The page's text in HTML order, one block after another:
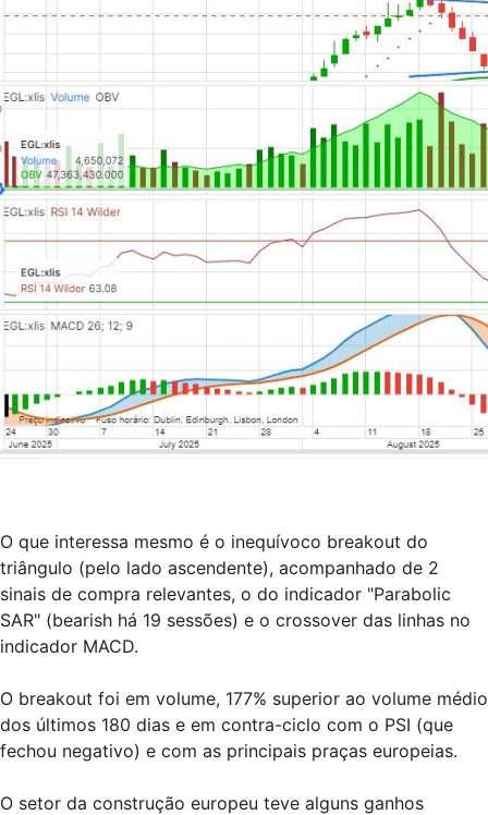
O que interessa mesmo é o inequívoco breakout do
triângulo (pelo lado ascendente), acompanhado de 2
sinais de compra relevantes, o do indicador "Parabolic
SAR" (bearish há 19 sessões) e o crossover das linhas no
indicador MACD.
O breakout foi em volume, 177% superior ao volume médio
dos últimos 180 dias e em contra-ciclo com o PSI (que
fechou negativo) e com as principais praças europeias.
O setor da construção europeu teve alguns ganhos